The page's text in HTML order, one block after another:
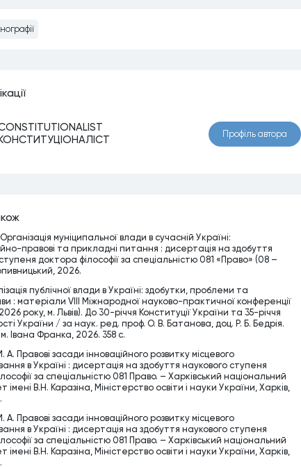
Профiль автора
муніципальної влади в сучасній Україні:
правові та прикладні питання : дисертація на здобуття
доктора філософії за спеціальністю 081 «Право» (08 –
2026.
публічної влади в Україні: здобутки, проблеми та
: матеріали VІІІ Міжнародної науково-практичної конференції
року, м. Львів). До 30-річчя Конституції України та 35-річчя
України / за наук. ред. проф. О. В. Батанова, доц. Р. Б. Бедрія.
Івана Франка, 2026. 358 с.
А. Правові засади інноваційного розвитку місцевого
в Україні : дисертація на здобуття наукового ступеня
за спеціальністю 081 Право. – Харківський національний
імені В.Н. Каразіна, Міністерство освіти і науки України, Харків,
А. Правові засади інноваційного розвитку місцевого
в Україні : дисертація на здобуття наукового ступеня
за спеціальністю 081 Право. – Харківський національний
імені В.Н. Каразіна, Міністерство освіти і науки України, Харків,